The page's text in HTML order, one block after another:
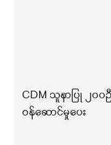
CDM သူနာပြု ၂၀၀
ဝန်ဆောင်မှုပေး